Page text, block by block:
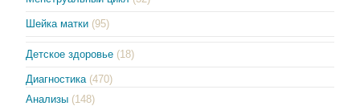
Шейка матки (95)
Детское здоровье (18)
Диагностика (470)
Анализы (148)